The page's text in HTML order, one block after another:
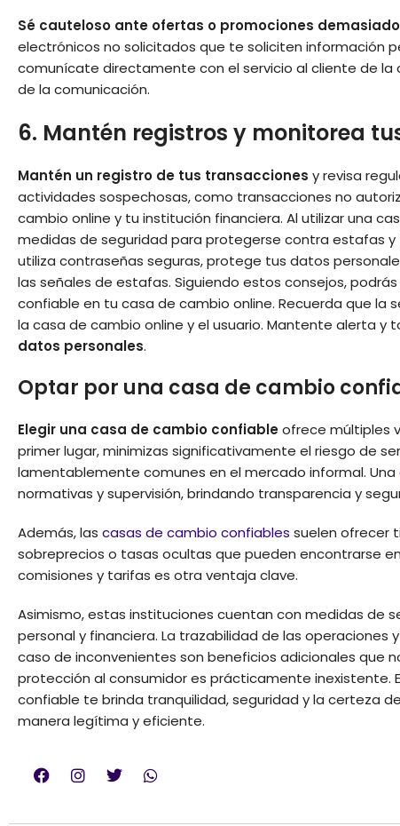
Sé cauteloso ante ofertas o promociones
electrónicos no solicitados que te soliciten información
comunícate directamente con el servicio al cliente de
de la comunicación.
6. Mantén registros y monitorea
Mantén un registro de tus transacciones y revisa
actividades sospechosas, como transacciones no
cambio online y tu institución financiera. Al utilizar una
medidas de seguridad para protegerse contra estafas
utiliza contraseñas seguras, protege tus datos
las señales de estafas. Siguiendo estos consejos,
confiable en tu casa de cambio online. Recuerda que
la casa de cambio online y el usuario. Mantente alerta y
datos personales.
Optar por una casa de cambio
Elegir una casa de cambio confiableofrece múltiples
primer lugar, minimizas significativamente el riesgo de
lamentablemente comunes en el mercado informal. Una
normativas y supervisión, brindando transparencia y
Además, las casas de cambio confiables suelen ofrecer
sobreprecios o tasas ocultas que pueden encontrarse
comisiones y tarifas es otra ventaja clave.
Asimismo, estas instituciones cuentan con medidas de
personal y financiera. La trazabilidad de las
caso de inconvenientes son beneficios adicionales que
protección al consumidor es prácticamente inexistente.
confiable te brinda tranquilidad, seguridad y la certeza
manera legítima y eficiente.